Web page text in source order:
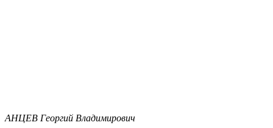
АНЦЕВ Георгий Владимирович